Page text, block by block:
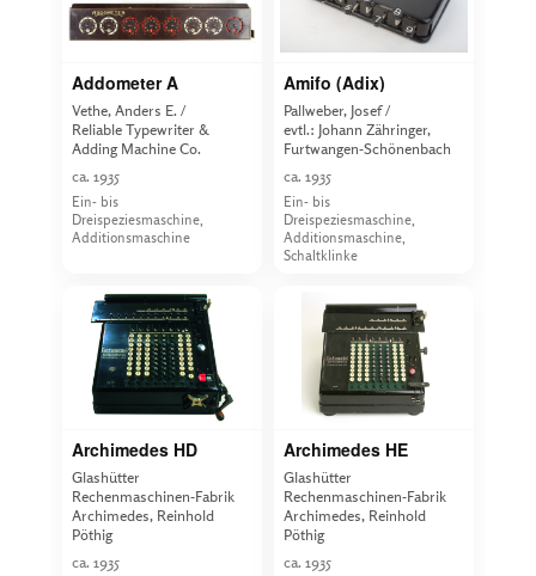
Addometer A
Vethe, Anders E. /
Reliable Typewriter &
Adding Machine Co.
ca. 1935
Ein- bis
Dreispeziesmaschine,
Additionsmaschine
Amifo (Adix)
Pallweber, Josef /
evtl.: Johann Zähringer,
Furtwangen-Schönenbach
ca. 1935
Ein- bis
Dreispeziesmaschine,
Additionsmaschine,
Schaltklinke
Archimedes HD
Glashütter
Rechenmaschinen-Fabrik
Archimedes, Reinhold
Pöthig
ca. 1935
Archimedes HE
Glashütter
Rechenmaschinen-Fabrik
Archimedes, Reinhold
Pöthig
ca. 1935